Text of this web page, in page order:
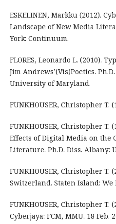
ESKELINEN, Markku (2012).
Landscape of New Media
York: Continuum.
FLORES, Leonardo L. (2010).
Jim Andrews’(Vis)Poetics.
University of Maryland.
FUNKHOUSER, Christopher T.
FUNKHOUSER, Christopher T.
Effects of Digital Media on the
Literature. Ph.D. Diss. Albany:
FUNKHOUSER, Christopher T.
Switzerland. Staten Island: We
FUNKHOUSER, Christopher T.
Cyberjaya: FCM, MMU. 18 Feb.